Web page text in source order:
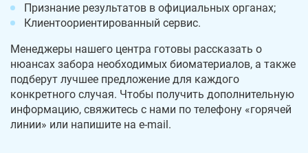
Признание результатов в официальных органах;
Клиентоориентированный сервис.
Менеджеры нашего центра готовы рассказать о
нюансах забора необходимых биоматериалов, а также
подберут лучшее предложение для каждого
конкретного случая. Чтобы получить дополнительную
информацию, свяжитесь с нами по телефону «горячей
линии» или напишите на e-mail.